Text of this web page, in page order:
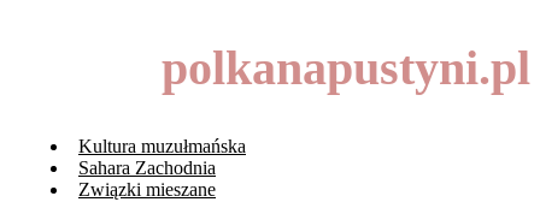
polkanapustyni.pl
Kultura muzułmańska
Sahara Zachodnia
Związki mieszane